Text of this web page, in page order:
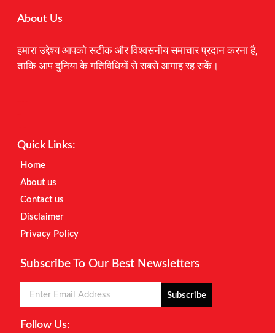
About Us
हमारा उद्देश्य आपको सटीक और विश्वसनीय समाचार प्रदान करना है,
ताकि आप दुनिया के गतिविधियों से सबसे आगाह रह सकें।
Quick Links:
Home
About us
Contact us
Disclaimer
Privacy Policy
Subscribe To Our Best Newsletters
Subscribe
Follow Us: